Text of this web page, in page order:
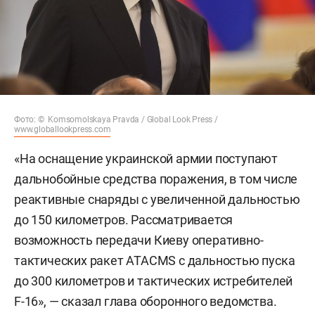
Фото: © Komsomolskaya Pravda / Global Look Press /
www.globallookpress.com
«На оснащение украинской армии поступают
дальнобойные средства поражения, в том числе
реактивные снаряды с увеличенной дальностью
до 150 километров. Рассматривается
возможность передачи Киеву оперативно-
тактических ракет ATACMS с дальностью пуска
до 300 километров и тактических истребителей
F-16», — сказал глава оборонного ведомства.